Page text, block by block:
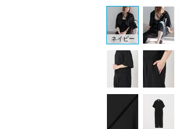
ネイビー